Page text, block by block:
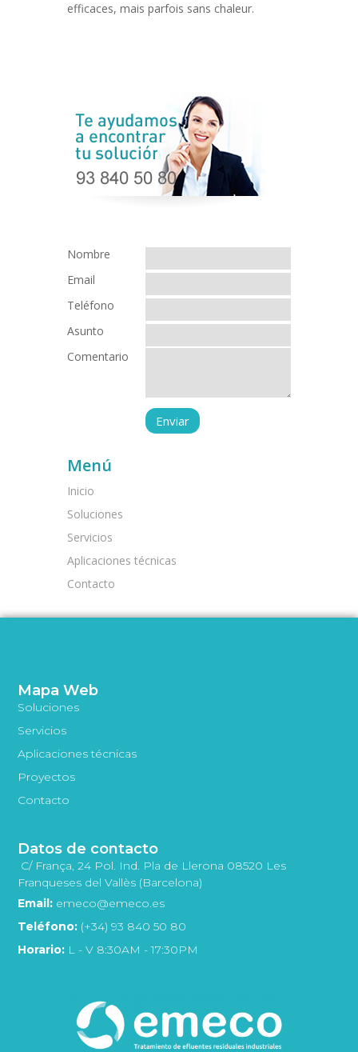
efficaces, mais parfois sans chaleur.
Nombre
Email
Teléfono
Asunto
Comentario
Menú
Inicio
Soluciones
Servicios
Aplicaciones técnicas
Contacto
Mapa Web
Soluciones
Servicios
Aplicaciones técnicas
Proyectos
Contacto
Datos de contacto
C/ França, 24 Pol. Ind. Pla de Llerona 08520 Les
Franqueses del Vallès (Barcelona)
Email: emeco@emeco.es
Teléfono: (+34) 93 840 50 80
Horario: L - V 8:30AM - 17:30PM